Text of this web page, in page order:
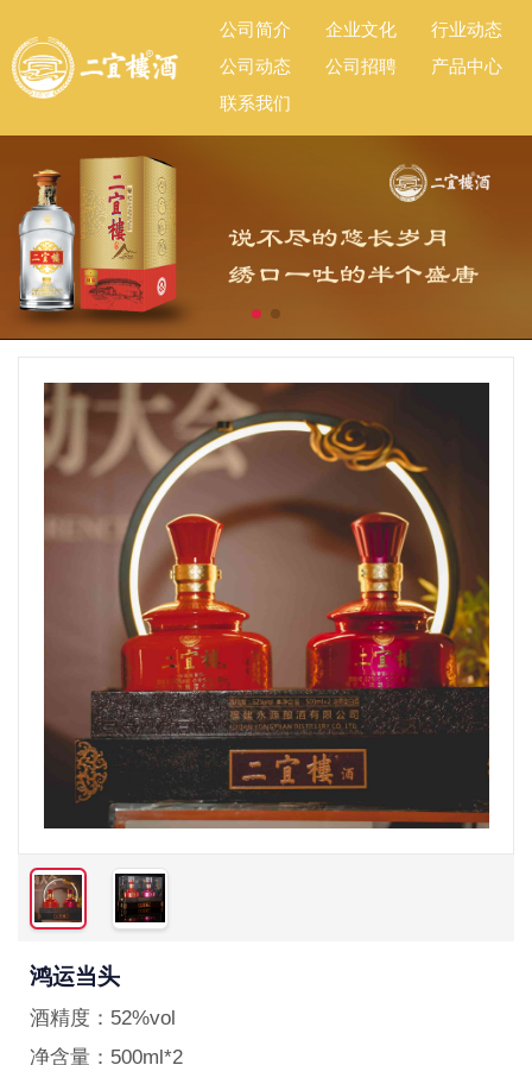
公司简介 企业文化
行业动态
公司动态
公司招聘
产品中心
联系我们
鸿运当头
酒精度： 52%vol
净含量： 500ml*2